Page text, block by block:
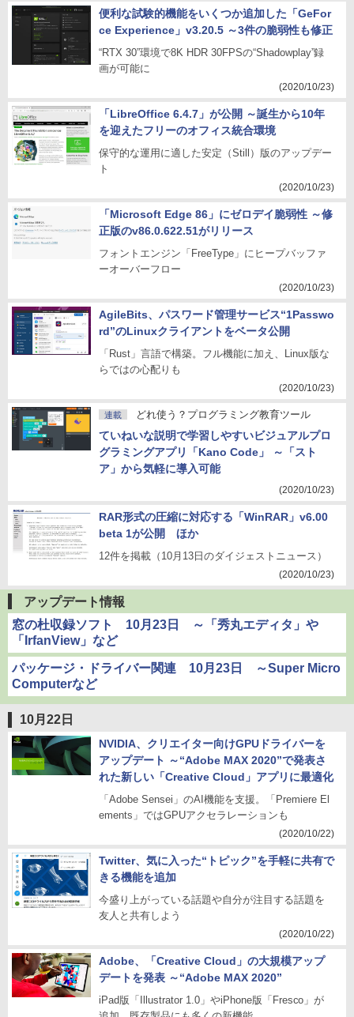
便利な試験的機能をいくつか追加した「GeFor
ce Experience」v3.20.5 ～3件の脆弱性も修正
“RTX 30”環境で8K HDR 30FPSの“Shadowplay”録
画が可能に
(2020/10/23)
「LibreOffice 6.4.7」が公開 ～誕生から10年
を迎えたフリーのオフィス統合環境
保守的な運用に適した安定（Still）版のアップデー
ト
(2020/10/23)
「Microsoft Edge 86」にゼロデイ脆弱性 ～修
正版のv86.0.622.51がリリース
フォントエンジン「FreeType」にヒープバッファ
ーオーバーフロー
(2020/10/23)
AgileBits、パスワード管理サービス“1Passwo
rd”のLinuxクライアントをベータ公開
「Rust」言語で構築。フル機能に加え、Linux版な
らではの心配りも
(2020/10/23)
連載 どれ使う？プログラミング教育ツール
ていねいな説明で学習しやすいビジュアルプロ
グラミングアプリ「Kano Code」 ～「スト
ア」から気軽に導入可能
(2020/10/23)
RAR形式の圧縮に対応する「WinRAR」v6.00
beta 1が公開 ほか
12件を掲載（10月13日のダイジェストニュース）
(2020/10/23)
アップデート情報
窓の杜収録ソフト 10月23日 ～「秀丸エディタ」や
「IrfanView」など
パッケージ・ドライバー関連 10月23日 ～Super Micro
Computerなど
10月22日
NVIDIA、クリエイター向けGPUドライバーを
アップデート ～“Adobe MAX 2020”で発表さ
れた新しい「Creative Cloud」アプリに最適化
「Adobe Sensei」のAI機能を支援。「Premiere El
ements」ではGPUアクセラレーションも
(2020/10/22)
Twitter、気に入った“トピック”を手軽に共有で
きる機能を追加
今盛り上がっている話題や自分が注目する話題を
友人と共有しよう
(2020/10/22)
Adobe、「Creative Cloud」の大規模アップ
デートを発表 ～“Adobe MAX 2020”
iPad版「Illustrator 1.0」やiPhone版「Fresco」が